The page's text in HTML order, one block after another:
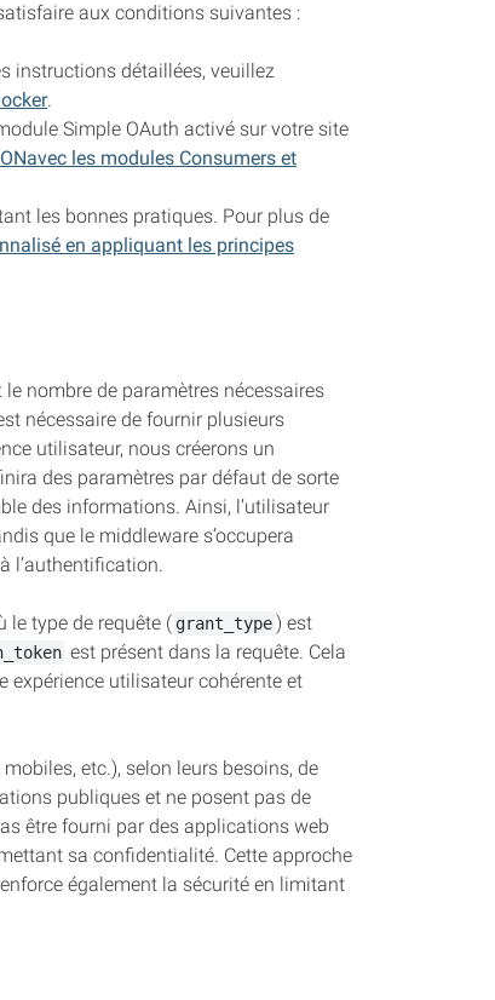
aux conditions suivantes :
instructions détaillées, veuillez
.
Simple OAuth activé sur votre site
les modules Consumers et
les bonnes pratiques. Pour plus de
en appliquant les principes
nombre de paramètres nécessaires
nécessaire de fournir plusieurs
utilisateur, nous créerons un
des paramètres par défaut de sorte
des informations. Ainsi, l’utilisateur
que le middleware s’occupera
l’authentification.
le type de requête ( grant_type) est
est présent dans la requête. Cela
expérience utilisateur cohérente et
etc.), selon leurs besoins, de
publiques et ne posent pas de
être fourni par des applications web
sa confidentialité. Cette approche
également la sécurité en limitant